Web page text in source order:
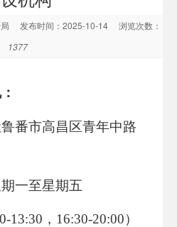
局 发布时间：2025-10-14
浏览次数：
1377
鲁番市高昌区青年中路
一至星期五
13:30，16:30-20:00）